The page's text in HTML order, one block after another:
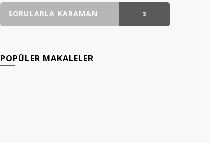
GÖNDERI(LER)
SORULARLA KARAMAN 3
POPÜLER MAKALELER